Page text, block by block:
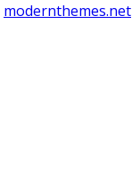
modernthemes.net